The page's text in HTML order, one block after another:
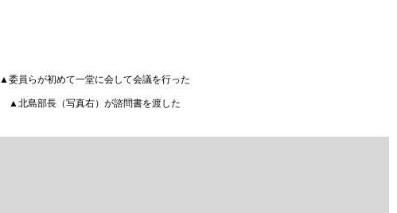
▲委員らが初めて一堂に会して会議を行った
▲北島部長（写真右）が諮問書を渡した